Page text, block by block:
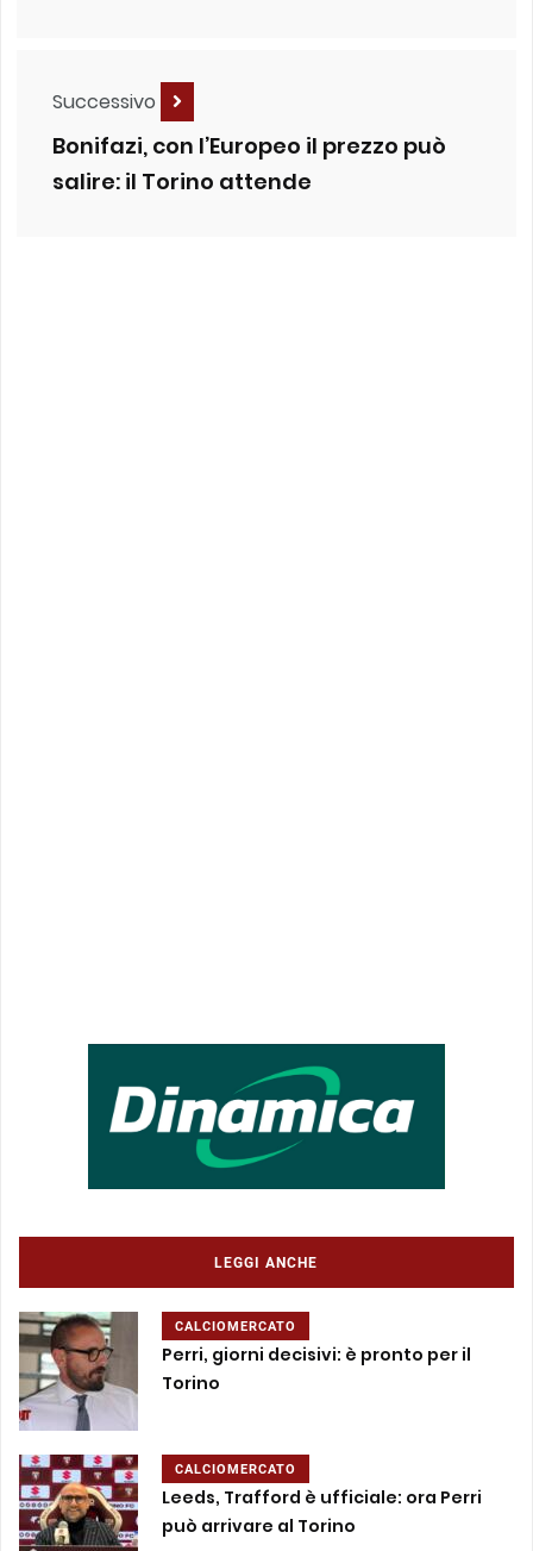
Successivo
Bonifazi, con l’Europeo il prezzo può
salire: il Torino attende
LEGGI ANCHE
CALCIOMERCATO
Perri, giorni decisivi: è pronto per il
Torino
CALCIOMERCATO
Leeds, Trafford è ufficiale: ora Perri
può arrivare al Torino